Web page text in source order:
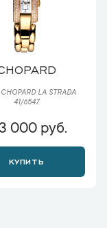
LA STRADA
41/6547
000 руб.
КУПИТЬ